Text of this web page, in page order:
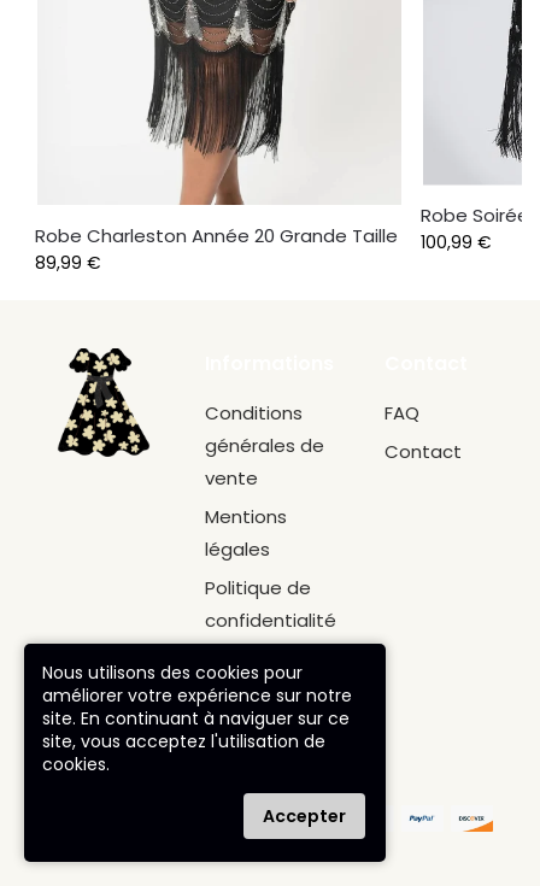
Robe Charleston Année 20 Grande Taille
89,99 €
Robe Soirée
100,99 €
Conditions
générales de
vente
Mentions
légales
Politique de
confidentialité
retour
FAQ
Contact
Nous utilisons des cookies pour
améliorer votre expérience sur notre
site. En continuant à naviguer sur ce
site, vous acceptez l'utilisation de
cookies.
Accepter